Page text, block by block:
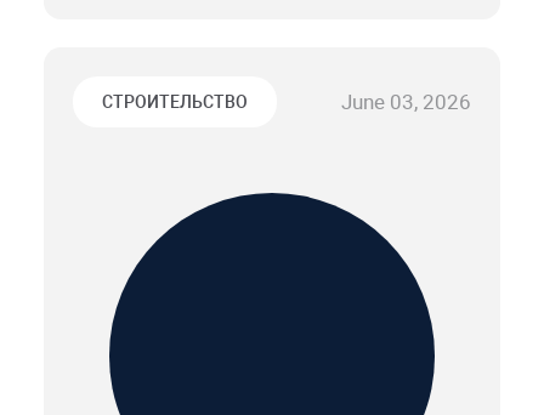
СТРОИТЕЛЬСТВО June 03, 2026